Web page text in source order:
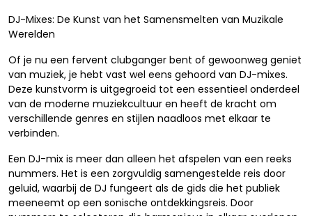
DJ-Mixes: De Kunst van het Samensmelten van Muzikale
Werelden
Of je nu een fervent clubganger bent of gewoonweg geniet
van muziek, je hebt vast wel eens gehoord van DJ-mixes.
Deze kunstvorm is uitgegroeid tot een essentieel onderdeel
van de moderne muziekcultuur en heeft de kracht om
verschillende genres en stijlen naadloos met elkaar te
verbinden.
Een DJ-mix is meer dan alleen het afspelen van een reeks
nummers. Het is een zorgvuldig samengestelde reis door
geluid, waarbij de DJ fungeert als de gids die het publiek
meeneemt op een sonische ontdekkingsreis. Door